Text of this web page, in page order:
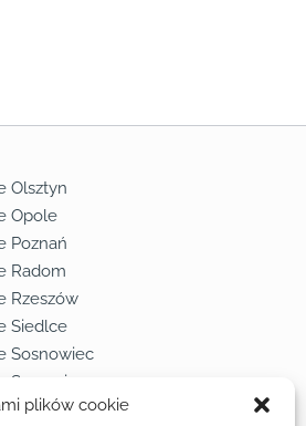
plików cookie
Olsztyn
Opole
Poznań
Radom
Rzeszów
Siedlce
Sosnowiec
Szczecin
Toruń